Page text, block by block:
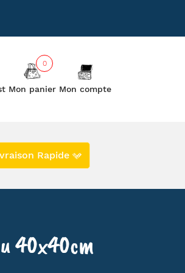
Mon panier
0
Mon compte
Rapide
40x40cm